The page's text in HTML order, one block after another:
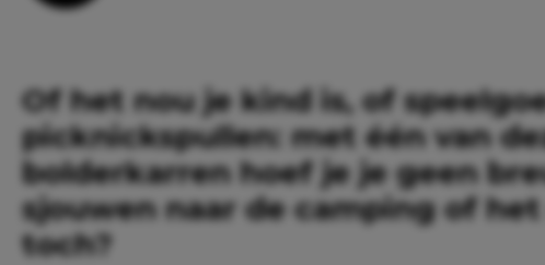
Of het nou je kind is, of
picknickspullen: met één van
bolderkarren hoef je je geen
sjouwen naar de camping of
toch?